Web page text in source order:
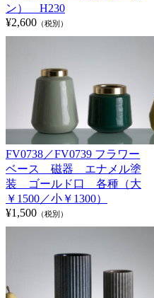
ン） H230
¥2,600 （税別）
FV0738／FV0739 フラワー
ベース 磁器 エナメル塗
装 ゴールド口 各種（大
￥1500／小￥1300）
¥1,500 （税別）